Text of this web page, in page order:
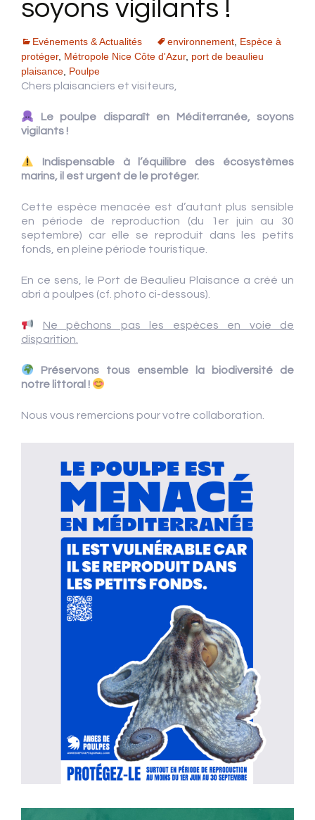
soyons vigilants !
Evénements & Actualités environnement, Espèce à
protéger, Métropole Nice Côte d'Azur, port de beaulieu
plaisance, Poulpe
Chers plaisanciers et visiteurs,
Le poulpe disparaît en Méditerranée, soyons
vigilants !
Indispensable à l’équilibre des écosystèmes
marins, il est urgent de le protéger.
Cette espèce menacée est d’autant plus sensible
en période de reproduction (du 1er juin au 30
septembre) car elle se reproduit dans les petits
fonds, en pleine période touristique.
En ce sens, le Port de Beaulieu Plaisance a créé un
abri à poulpes (cf. photo ci-dessous).
Ne pêchons pas les espèces en voie de
disparition.
Préservons tous ensemble la biodiversité de
notre littoral !
Nous vous remercions pour votre collaboration.